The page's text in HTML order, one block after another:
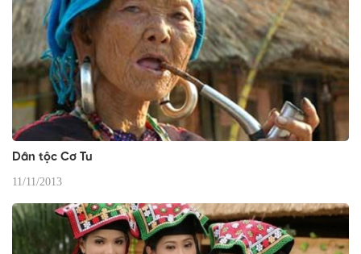
Dân tộc Cơ Tu
11/11/2013